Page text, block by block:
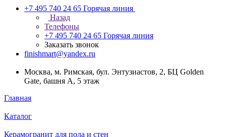
+7 495 740 24 65 Горячая линия
Назад
Телефоны
+7 495 740 24 65 Горячая линия
Заказать звонок
finishmart@yandex.ru
Москва, м. Римская, бул. Энтузиастов, 2, БЦ Golden
Gate, башня А, 5 этаж
Главная
Каталог
Керамогранит для пола и стен